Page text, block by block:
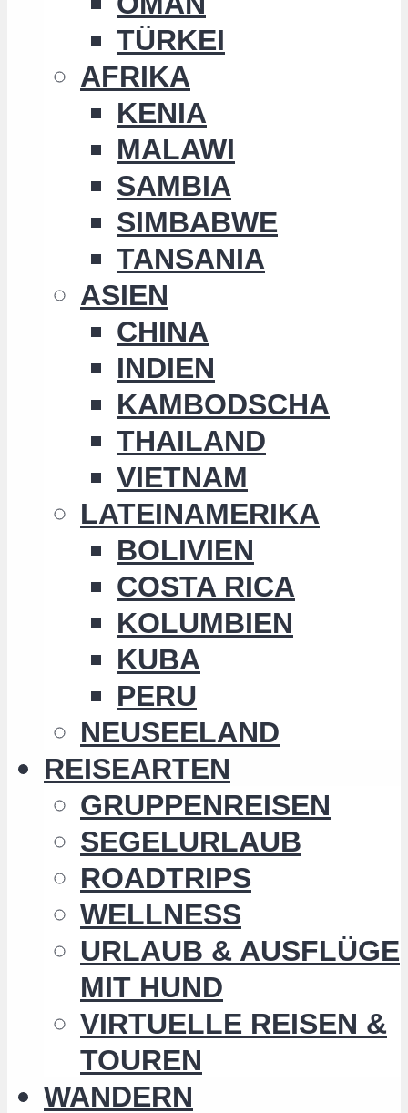
TÜRKEI
AFRIKA
KENIA
MALAWI
SAMBIA
SIMBABWE
TANSANIA
ASIEN
CHINA
INDIEN
KAMBODSCHA
THAILAND
VIETNAM
LATEINAMERIKA
BOLIVIEN
COSTA RICA
KOLUMBIEN
KUBA
PERU
NEUSEELAND
REISEARTEN
GRUPPENREISEN
SEGELURLAUB
ROADTRIPS
WELLNESS
URLAUB & AUSFLÜGE
MIT HUND
VIRTUELLE REISEN &
TOUREN
WANDERN